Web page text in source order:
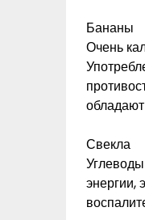
Бананы
Очень
Свекла
энергии,